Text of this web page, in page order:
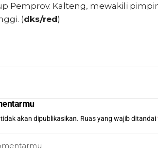
Pemprov. Kalteng, mewakili
(dks/red)
akan dipublikasikan. Ruas yang wajib ditandai